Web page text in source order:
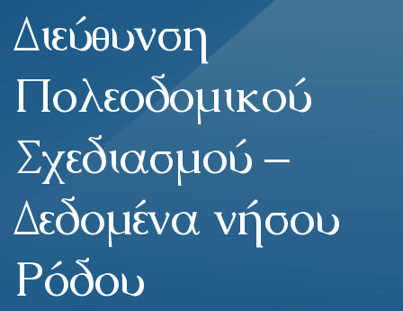
Διεύθυνση
Πολεοδομικού
Σχεδιασμού –
Δεδομένα νήσου
Ρόδου